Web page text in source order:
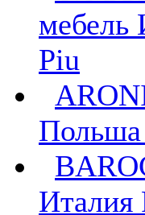
мебель
Piu
Польша
Италия